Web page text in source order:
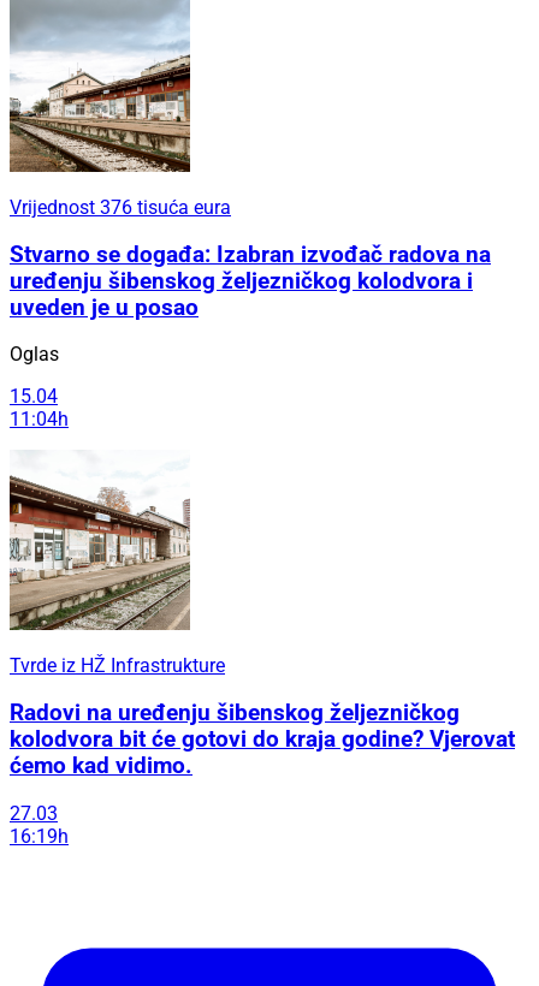
Vrijednost 376 tisuća eura
Stvarno se događa: Izabran izvođač radova na
uređenju šibenskog željezničkog kolodvora i
uveden je u posao
Oglas
15.04
11:04h
Tvrde iz HŽ Infrastrukture
Radovi na uređenju šibenskog željezničkog
kolodvora bit će gotovi do kraja godine? Vjerovat
ćemo kad vidimo.
27.03
16:19h